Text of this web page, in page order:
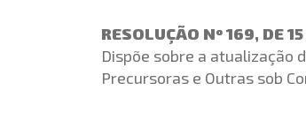
RESOLUÇÃO Nº 169, DE
Dispõe sobre a atualização
Precursoras e Outras sob